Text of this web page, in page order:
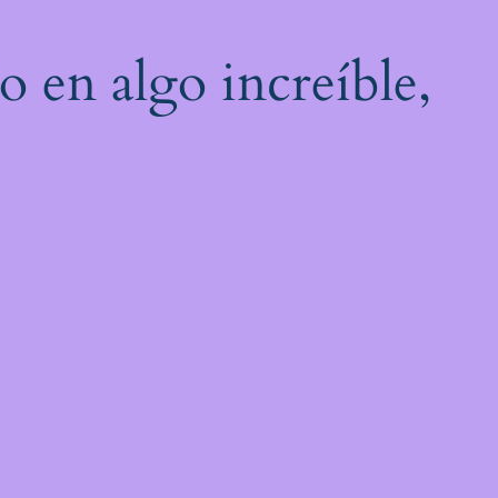
en algo increíble,